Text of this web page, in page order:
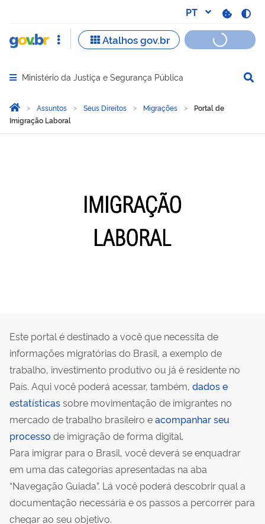
Abrir menu principal de navegação
Ministério da Justiça e Segurança Pública
Você está aqui:
Página Inicial
Assuntos Seus Direitos Migrações
Portal de
Imigração Laboral
Este portal é destinado a você que necessita de
informações migratórias do Brasil, a exemplo de
trabalho, investimento produtivo ou já é residente no
País. Aqui você poderá acessar, também, dados e
estatísticassobre movimentação de imigrantes no
mercado de trabalho brasileiro eacompanhar seu
processo de imigração de forma digital.
Para imigrar para o Brasil, você deverá se enquadrar
em uma das categorias apresentadas na aba
“Navegação Guiada”. Lá você poderá descobrir qual a
documentação necessária e os passos a percorrer para
chegar ao seu objetivo.